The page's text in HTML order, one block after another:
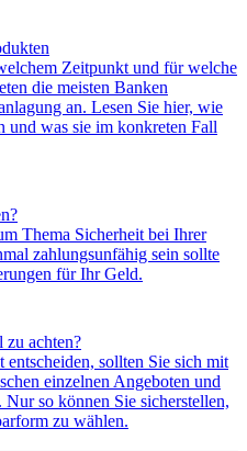
Zeitpunkt und für welche
die meisten Banken
an. Lesen Sie hier, wie
und was sie im konkreten Fall
Thema Sicherheit bei Ihrer
zahlungsunfähig sein sollte
für Ihr Geld.
zu achten?
sollten Sie sich mit
einzelnen Angeboten und
so können Sie sicherstellen,
zu wählen.